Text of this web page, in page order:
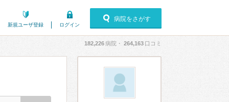
新規ユーザ登録 ログイン
病院をさがす
182,226病院・ 264,163 口コミ